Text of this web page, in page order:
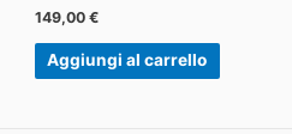
149,00 €
Aggiungi al carrello